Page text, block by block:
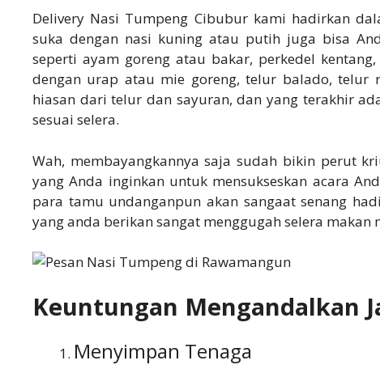
Delivery Nasi Tumpeng Cibubur kami hadirkan
suka dengan nasi kuning atau putih juga bisa
seperti ayam goreng atau bakar, perkedel
dengan urap atau mie goreng, telur balado, telur
hiasan dari telur dan sayuran, dan yang terakhir
sesuai selera.
Wah, membayangkannya saja sudah bikin perut
yang Anda inginkan untuk mensukseskan acara
para tamu undanganpun akan sangaat senang
yang anda berikan sangat menggugah selera makan
Keuntungan Mengandalkan
Menyimpan Tenaga